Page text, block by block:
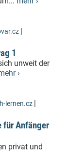
|
1
unweit der
›
lernen.cz |
für Anfänger
privat und